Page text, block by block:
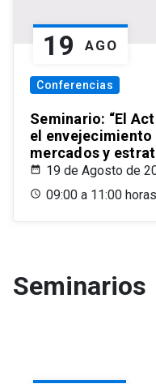
19 AGO
Conferencias
Seminario: “El
el
mercados y
19 de Agosto de
09:00 a 11:00 horas
Seminarios